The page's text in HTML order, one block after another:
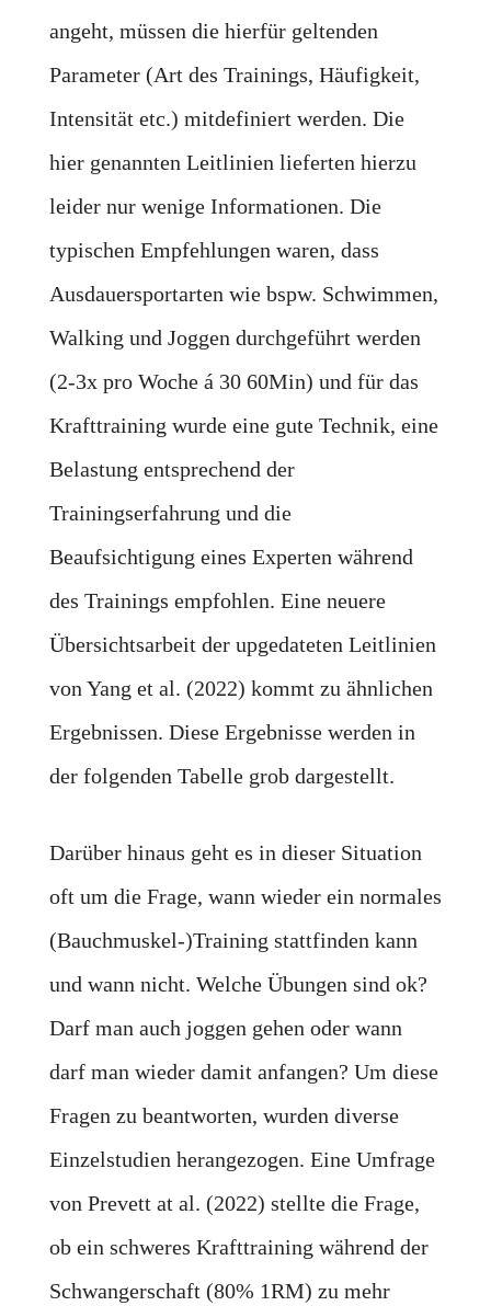
angeht, müssen die hierfür geltenden
Parameter (Art des Trainings, Häufigkeit,
Intensität etc.) mitdefiniert werden. Die
hier genannten Leitlinien lieferten hierzu
leider nur wenige Informationen. Die
typischen Empfehlungen waren, dass
Ausdauersportarten wie bspw. Schwimmen,
Walking und Joggen durchgeführt werden
(2-3x pro Woche á 30 60Min) und für das
Krafttraining wurde eine gute Technik, eine
Belastung entsprechend der
Trainingserfahrung und die
Beaufsichtigung eines Experten während
des Trainings empfohlen. Eine neuere
Übersichtsarbeit der upgedateten Leitlinien
von Yang et al. (2022) kommt zu ähnlichen
Ergebnissen. Diese Ergebnisse werden in
der folgenden Tabelle grob dargestellt.
Darüber hinaus geht es in dieser Situation
oft um die Frage, wann wieder ein normales
(Bauchmuskel-)Training stattfinden kann
und wann nicht. Welche Übungen sind ok?
Darf man auch joggen gehen oder wann
darf man wieder damit anfangen? Um diese
Fragen zu beantworten, wurden diverse
Einzelstudien herangezogen. Eine Umfrage
von Prevett at al. (2022) stellte die Frage,
ob ein schweres Krafttraining während der
Schwangerschaft (80% 1RM) zu mehr